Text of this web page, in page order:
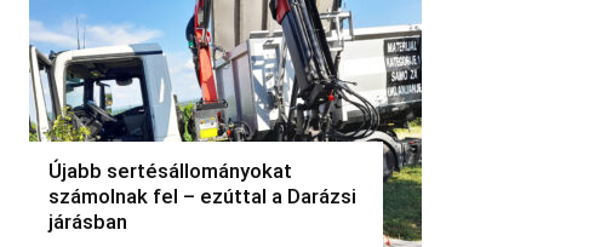
Újabb sertésállományokat
számolnak fel – ezúttal a Darázsi
járásban